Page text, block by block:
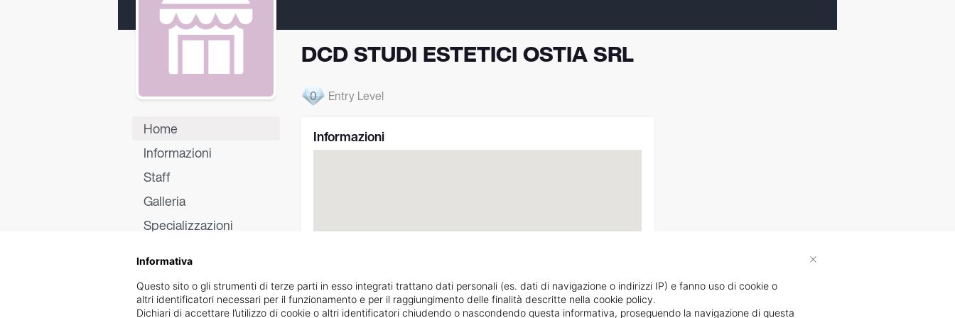
Home
Informazioni
Staff
Galleria
Specializzazioni
DCD STUDI ESTETICI OSTIA SRL
0 Entry Level
Informazioni
V.LE PAOLO ORLANDO 52 Indicazioni stradali
Informativa
Questo sito o gli strumenti di terze parti in esso integrati trattano dati personali (es. dati di navigazione o indirizzi IP) e fanno uso di cookie o
altri identificatori necessari per il funzionamento e per il raggiungimento delle finalità descritte nella cookie policy.
Dichiari di accettare l’utilizzo di cookie o altri identificatori chiudendo o nascondendo questa informativa, proseguendo la navigazione di questa
×